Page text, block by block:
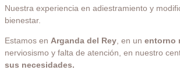
Nuestra experiencia en adiestramiento y
bienestar.
Estamos en Arganda del Rey , en un entorno
nerviosismo y falta de atención, en nuestro
sus necesidades.